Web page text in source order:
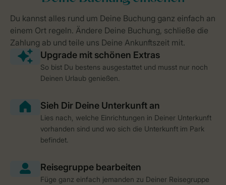
So bist Du bestens ausgestattet und musst nur noch
Deinen Urlaub genießen.
Lies nach, welche Einrichtungen in Deiner Unterkunft
vorhanden sind und wo sich die Unterkunft im Park
befindet.
Füge ganz einfach jemanden zu Deiner Reisegruppe